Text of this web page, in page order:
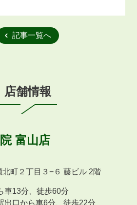
記事一覧へ
店舗情報
富山店
町２丁目３−６ 藤ビル 2階
車13分、徒歩60分
出口から車6分、徒歩22分